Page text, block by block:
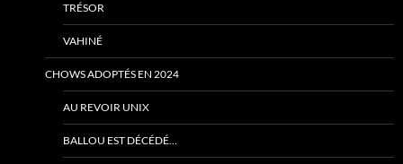
TRÉSOR
VAHINÉ
CHOWS ADOPTÉS EN 2024
AU REVOIR UNIX
BALLOU EST DÉCÉDÉ…